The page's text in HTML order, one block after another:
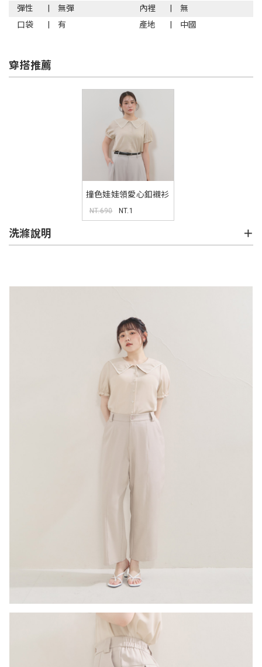
彈性
無彈 內裡
無
口袋
有 產地 中國
穿搭推薦
撞色娃娃領愛心釦襯衫
MISS
NT.690 NT.1
洗滌說明